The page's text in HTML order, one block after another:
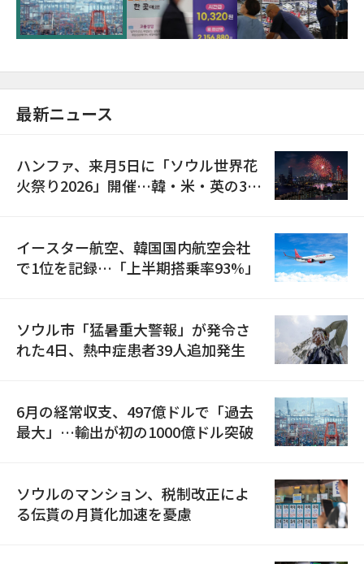
最新ニュース
ハンファ、来月5日に「ソウル世界花
火祭り2026」開催…韓・米・英の3カ
イースター航空、韓国国内航空会社
で1位を記録…「上半期搭乗率93%」
ソウル市「猛暑重大警報」が発令さ
れた4日、熱中症患者39人追加発生
6月の経常収支、497億ドルで「過去
最大」…輸出が初の1000億ドル突破
ソウルのマンション、税制改正によ
る伝貰の月貰化加速を憂慮